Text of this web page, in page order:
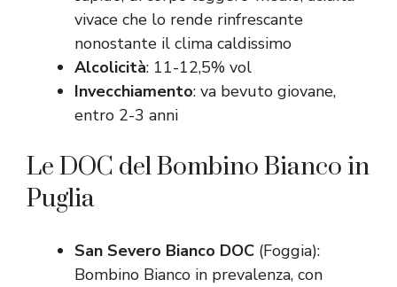
vivace che lo rende rinfrescante
nonostante il clima caldissimo
Alcolicità: 11-12,5% vol
Invecchiamento: va bevuto giovane,
entro 2-3 anni
Le DOC del Bombino Bianco in
Puglia
San Severo Bianco DOC (Foggia):
Bombino Bianco in prevalenza, con